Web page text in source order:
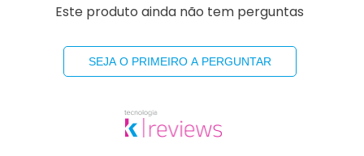
Este produto ainda não tem perguntas
SEJA O PRIMEIRO A PERGUNTAR